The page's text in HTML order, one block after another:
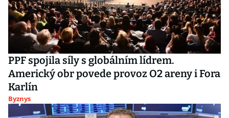
PPF spojila síly s globálním lídrem.
Americký obr povede provoz O2 areny i Fora
Karlín
Byznys